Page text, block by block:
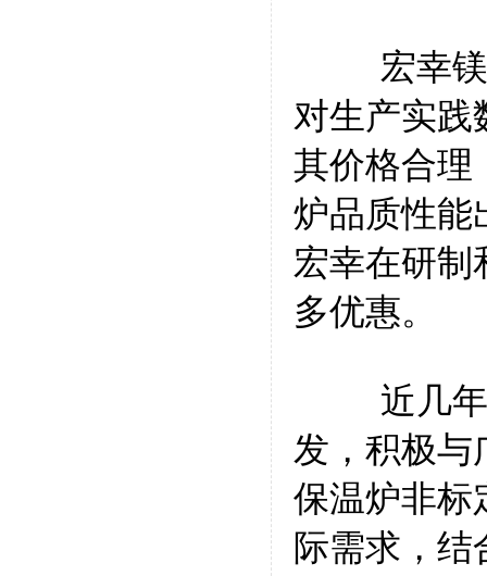
宏幸镁合
对生产实践
其价格合理
炉品质性能
宏幸在研制
多优惠。
近几年来
发，积极与
保温炉非标
际需求，